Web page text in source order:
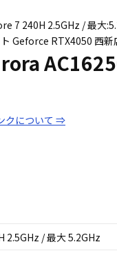
7 240H 2.5GHz / 最大
Geforce RTX4050 西新
クについて ⇒
2.5GHz / 最大 5.2GHz